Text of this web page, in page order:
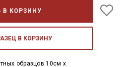
В КОРЗИНУ
В КОРЗИНУ
образцов 10см x